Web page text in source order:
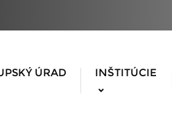
ÚRAD INŠTITÚCIE